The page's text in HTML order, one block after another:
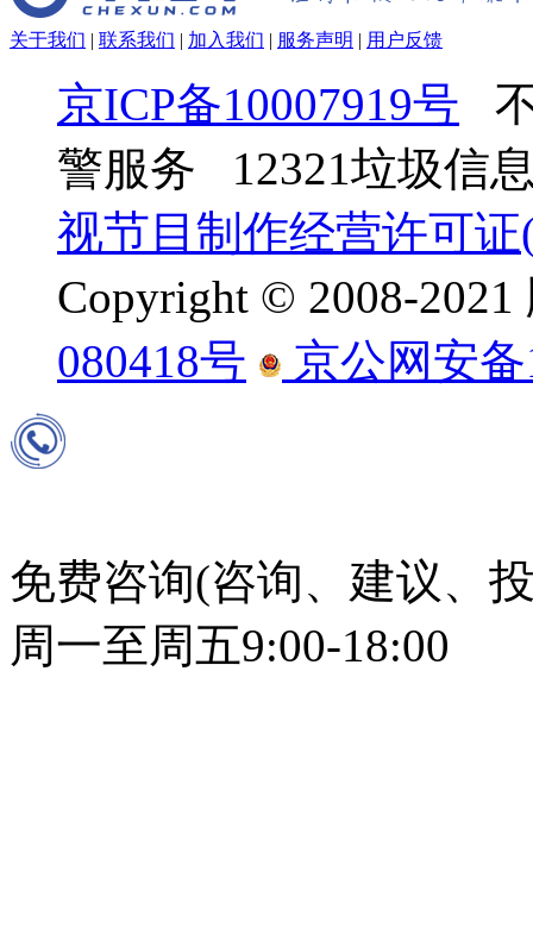
关于我们 | 联系我们 | 加入我们 | 服务声明 | 用户反馈
京ICP备10007919号
警服务 12321垃圾信
视节目制作经营许可证
Copyright © 2008-
080418号
京公网安备
免费咨询(咨询、建议、
周一至周五9:00-18:00